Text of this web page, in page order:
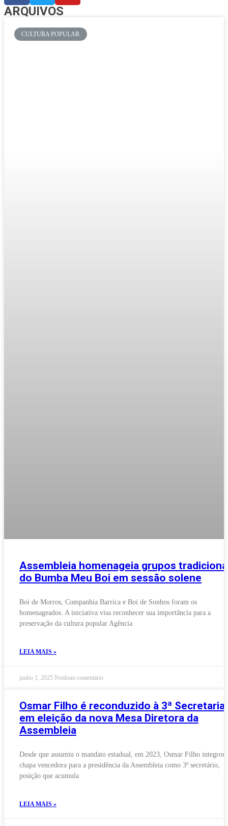
ARQUIVOS
CULTURA POPULAR
Assembleia homenageia grupos
do Bumba Meu Boi em sessão solene
Boi de Morros, Companhia Barrica e Boi de Sonhos foram os
homenageados. A iniciativa visa reconhecer sua importância para a
preservação da cultura popular Agência
LEIA MAIS »
junho 1, 2025 Nenhum comentário
Osmar Filho é reconduzido à 3ª Secretaria
em eleição da nova Mesa Diretora da
Assembleia
Desde que assumiu o mandato estadual, em 2023, Osmar Filho integrou
chapa vencedora para a presidência da Assembleia como 3º secretário,
posição que acumula
LEIA MAIS »